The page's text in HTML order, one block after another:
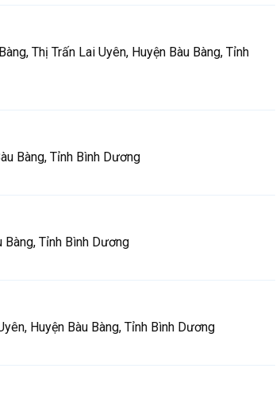
Thị Trấn Lai Uyên, Huyện Bàu Bàng, Tỉnh
Bàng, Tỉnh Bình Dương
Bàng, Tỉnh Bình Dương
Huyện Bàu Bàng, Tỉnh Bình Dương